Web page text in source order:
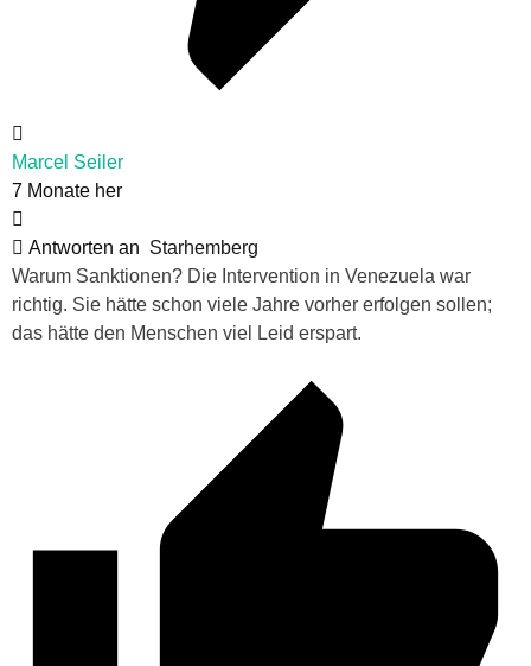
Marcel Seiler
7 Monate her
Antworten an Starhemberg
Warum Sanktionen? Die Intervention in Venezuela war
richtig. Sie hätte schon viele Jahre vorher erfolgen sollen;
das hätte den Menschen viel Leid erspart.